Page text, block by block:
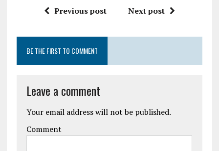
Previous post Next post
BE THE FIRST TO COMMENT
Leave a comment
Your email address will not be published.
Comment